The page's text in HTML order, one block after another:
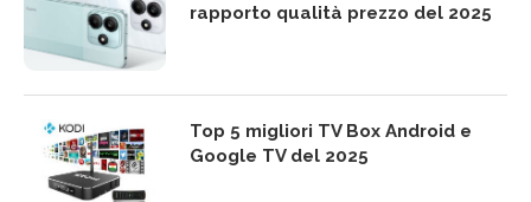
rapporto qualità prezzo del 2025
Top 5 migliori TV Box Android e
Google TV del 2025